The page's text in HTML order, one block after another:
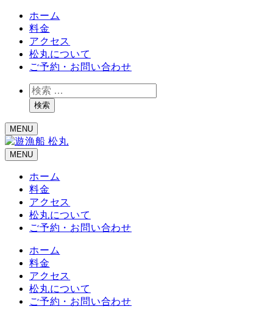
ホーム
料金
アクセス
松丸について
ご予約・お問い合わせ
検
索検索
MENU
MENU
ホーム
料金
アクセス
松丸について
ご予約・お問い合わせ
ホーム
料金
アクセス
松丸について
ご予約・お問い合わせ